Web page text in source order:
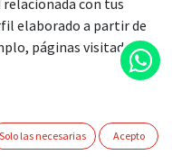
lavables en el
máxima comodidad a
amplia superficie de
con tus
elaborado a partir de
páginas visitadas).
Solo las necesarias Acepto